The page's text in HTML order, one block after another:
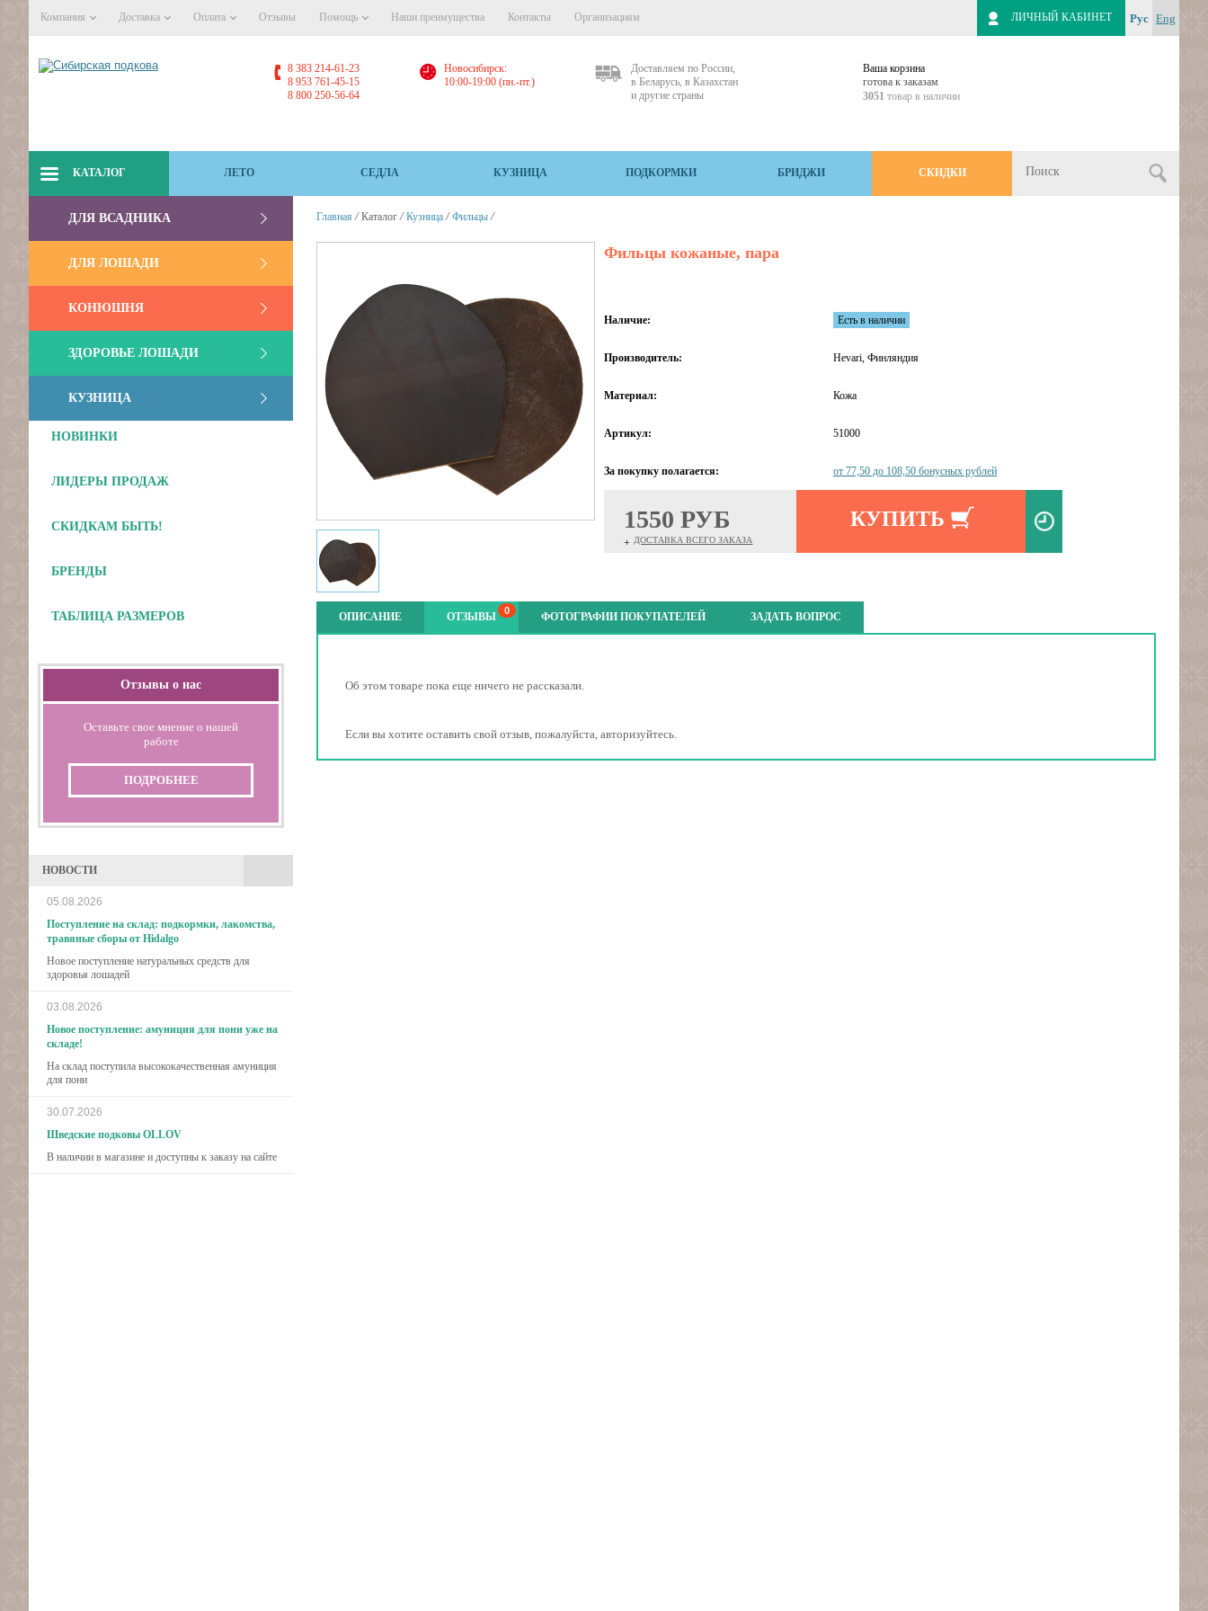
Компания Доставка Оплата Отзывы Помощь Наши преимущества Контакты Организациям Рус Eng
ЛИЧНЫЙ КАБИНЕТ
8 383 214-61-23
8 953 761-45-15
8 800 250-56-64
Новосибирск:
10:00-19:00 (пн.-пт.)
Доставляем по России,
в Беларусь, в Казахстан
и другие страны
Ваша корзина
готова к заказам
3051 товар в наличии
КАТАЛОГ ЛЕТО СЕДЛА КУЗНИЦА ПОДКОРМКИ БРИДЖИ СКИДКИ
ДЛЯ ВСАДНИКА
ДЛЯ ЛОШАДИ
КОНЮШНЯ
ЗДОРОВЬЕ ЛОШАДИ
КУЗНИЦА
НОВИНКИ
ЛИДЕРЫ ПРОДАЖ
СКИДКАМ БЫТЬ!
БРЕНДЫ
ТАБЛИЦА РАЗМЕРОВ
Отзывы о нас
Оставьте свое мнение о нашей
работе
ПОДРОБНЕЕ
НОВОСТИ
05.08.2026
Поступление на склад: подкормки, лакомства,
травяные сборы от Hidalgo
Новое поступление натуральных средств для
здоровья лошадей
03.08.2026
Новое поступление: амуниция для пони уже на
складе!
На склад поступила высококачественная амуниция
для пони
30.07.2026
Шведские подковы OLLOV
В наличии в магазине и доступны к заказу на сайте
Главная / Каталог / Кузница / Фильцы /
Фильцы кожаные, пара
Наличие: Есть в наличии
Производитель: Hevari, Финляндия
Материал: Кожа
Артикул: 51000
За покупку полагается: от 77,50 до 108,50 бонусных рублей
1550 РУБ
+ ДОСТАВКА ВСЕГО ЗАКАЗА
КУПИТЬ
ОПИСАНИЕ ОТЗЫВЫ 0 ФОТОГРАФИИ ПОКУПАТЕЛЕЙ ЗАДАТЬ ВОПРОС
Об этом товаре пока еще ничего не рассказали.
Если вы хотите оставить свой отзыв, пожалуйста, авторизуйтесь.